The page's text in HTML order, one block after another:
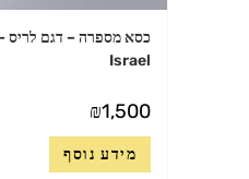
Israel
₪1,500
מידע נוסף